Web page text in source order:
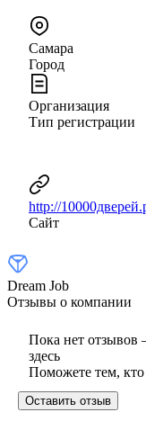
Самара
Город
Организация
Тип регистрации
http://
Сайт
Dream Job
Отзывы о компании
Пока нет отзывов
здесь
Поможете тем, кто
Оставить отзыв